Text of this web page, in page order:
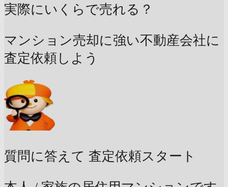
実際にいくらで売れる？
マンション売却に強い不動産会社に
査定依頼しよう
質問に答えて 査定依頼スタート